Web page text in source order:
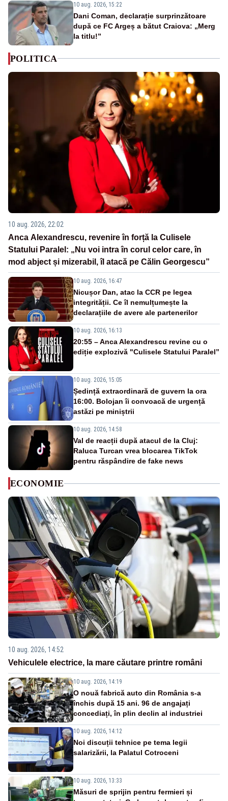
10 aug. 2026, 15:22
Dani Coman, declarație surprinzătoare
după ce FC Argeș a bătut Craiova: „Merg
la titlu!”
POLITICA
10 aug. 2026, 22:02
Anca Alexandrescu, revenire în forță la Culisele
Statului Paralel: „Nu voi intra în corul celor care, în
mod abject și mizerabil, îl atacă pe Călin Georgescu”
10 aug. 2026, 16:47
Nicușor Dan, atac la CCR pe legea
integrității. Ce îl nemulțumește la
declarațiile de avere ale partenerilor
10 aug. 2026, 16:13
20:55 – Anca Alexandrescu revine cu o
ediție explozivă "Culisele Statului Paralel”
10 aug. 2026, 15:05
Ședință extraordinară de guvern la ora
16:00. Bolojan îi convoacă de urgență
astăzi pe miniștrii
10 aug. 2026, 14:58
Val de reacții după atacul de la Cluj:
Raluca Turcan vrea blocarea TikTok
pentru răspândire de fake news
ECONOMIE
10 aug. 2026, 14:52
Vehiculele electrice, la mare căutare printre români
10 aug. 2026, 14:19
O nouă fabrică auto din România s-a
închis după 15 ani. 96 de angajați
concediați, în plin declin al industriei
10 aug. 2026, 14:12
Noi discuții tehnice pe tema legii
salarizării, la Palatul Cotroceni
10 aug. 2026, 13:33
Măsuri de sprijin pentru fermieri și